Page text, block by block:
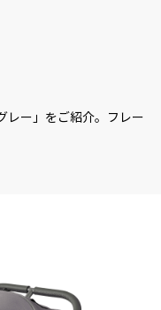
レー」をご紹介。フレー